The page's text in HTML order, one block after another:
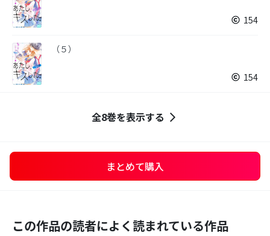
154
（５）
154
全8巻を表示する
まとめて購入
この作品の読者によく読まれている作品